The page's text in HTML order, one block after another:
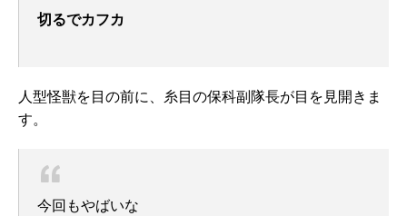
切るでカフカ
人型怪獣を目の前に、糸目の保科副隊長が目を見開きま
す。
今回もやばいな